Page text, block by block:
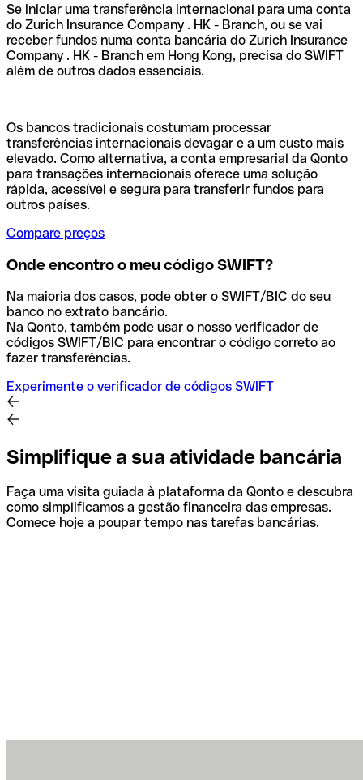
Se iniciar uma transferência internacional para uma conta
do Zurich Insurance Company . HK - Branch, ou se vai
receber fundos numa conta bancária do Zurich Insurance
Company . HK - Branch em Hong Kong, precisa do SWIFT
além de outros dados essenciais.
Os bancos tradicionais costumam processar
transferências internacionais devagar e a um custo mais
elevado. Como alternativa, a conta empresarial da Qonto
para transações internacionais oferece uma solução
rápida, acessível e segura para transferir fundos para
outros países.
Compare preços
Onde encontro o meu código SWIFT?
Na maioria dos casos, pode obter o SWIFT/BIC do seu
banco no extrato bancário.
Na Qonto, também pode usar o nosso verificador de
códigos SWIFT/BIC para encontrar o código correto ao
fazer transferências.
Experimente o verificador de códigos SWIFT
Simplifique a sua atividade bancária
Faça uma visita guiada à plataforma da Qonto e descubra
como simplificamos a gestão financeira das empresas.
Comece hoje a poupar tempo nas tarefas bancárias.